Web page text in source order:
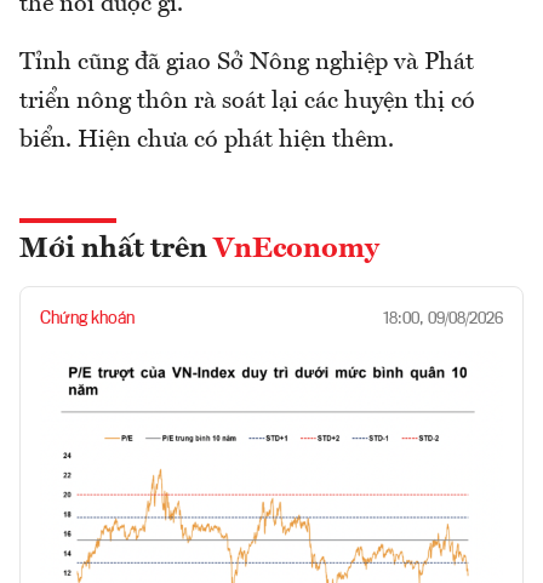
Tỉnh cũng đã giao Sở Nông nghiệp và Phát
triển nông thôn rà soát lại các huyện thị có
biển. Hiện chưa có phát hiện thêm.
Mới nhất trên VnEconomy
Chứng khoán 18:00, 09/08/2026